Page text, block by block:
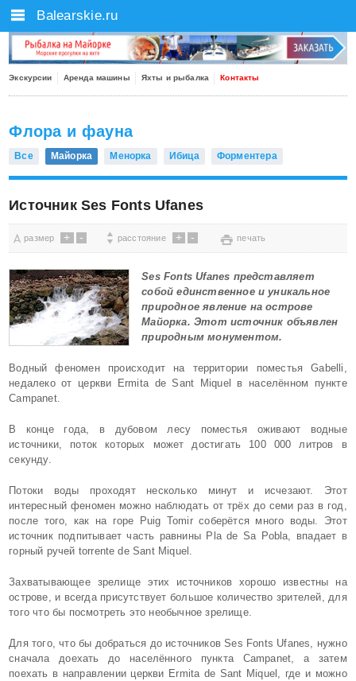
Экскурсии Аренда машины Яхты и рыбалка Контакты
Флора и фауна
Все Майорка Менорка Ибица Форментера
Источник Ses Fonts Ufanes
размер + - расстояние + - печать
Ses Fonts Ufanes представляет
собой единственное и уникальное
природное явление на острове
Майорка. Этот источник объявлен
природным монументом.
Водный феномен происходит на территории поместья Gabelli,
недалеко от церкви Ermita de Sant Miquel в населённом пункте
Campanet.
В конце года, в дубовом лесу поместья оживают водные
источники, поток которых может достигать 100 000 литров в
секунду.
Потоки воды проходят несколько минут и исчезают. Этот
интересный феномен можно наблюдать от трёх до семи раз в год,
после того, как на горе Puig Tomir соберётся много воды. Этот
источник подпитывает часть равнины Pla de Sa Pobla, впадает в
горный ручей torrente de Sant Miquel.
Захватывающее зрелище этих источников хорошо известны на
острове, и всегда присутствует большое количество зрителей, для
того что бы посмотреть это необычное зрелище.
Для того, что бы добраться до источников Ses Fonts Ufanes, нужно
сначала доехать до населённого пункта Campanet, а затем
поехать в направлении церкви Ermita de Sant Miquel, где и можно
Balearskie.ru